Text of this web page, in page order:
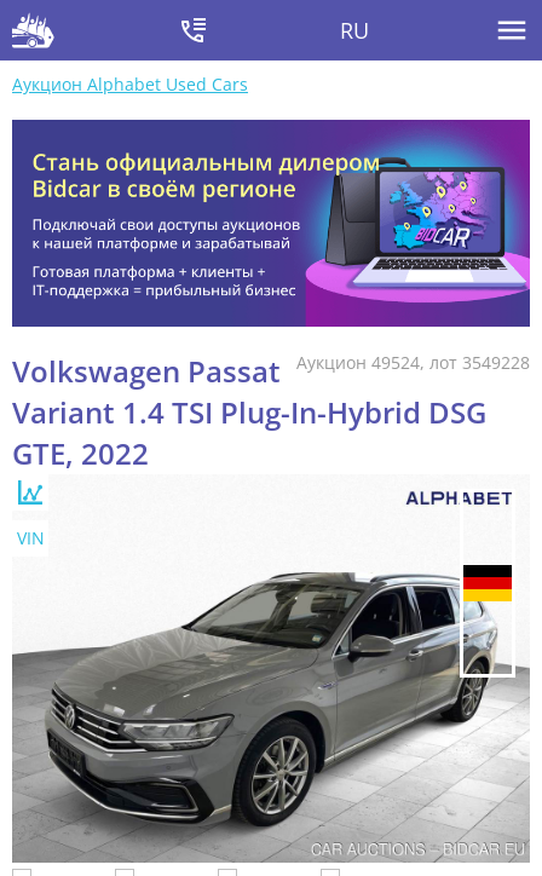
RU
Аукцион Alphabet Used Cars
Аукцион 49524, лот 3549228
Volkswagen Passat
Variant 1.4 TSI Plug-In-Hybrid DSG
GTE, 2022
VIN